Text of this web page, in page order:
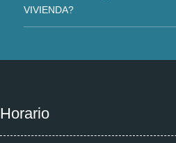
VIVIENDA?
Horario